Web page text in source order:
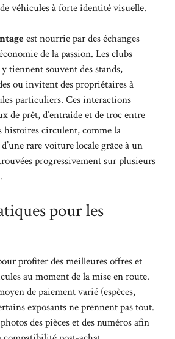
véhicules à forte identité visuelle.
est nourrie par des échanges
de la passion. Les clubs
tiennent souvent des stands,
ou invitent des propriétaires à
particuliers. Ces interactions
de prêt, d’entraide et de troc entre
histoires circulent, comme la
rare voiture locale grâce à un
progressivement sur plusieurs
pour les
profiter des meilleures offres et
au moment de la mise en route.
de paiement varié (espèces,
exposants ne prennent pas tout.
des pièces et des numéros afin